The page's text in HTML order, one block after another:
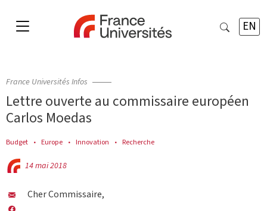
EN
France Universités Infos
Lettre ouverte au commissaire européen
Carlos Moedas
Budget Europe Innovation Recherche
14 mai 2018
Cher Commissaire,